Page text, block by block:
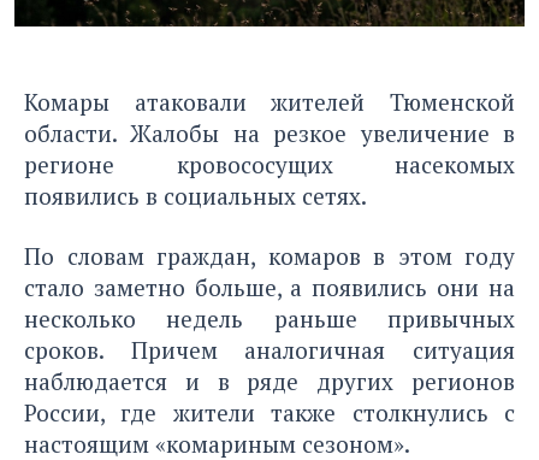
Комары атаковали жителей Тюменской
области. Жалобы на резкое увеличение в
регионе кровососущих насекомых
появились в социальных сетях.
По словам граждан, комаров в этом году
стало заметно больше, а появились они на
несколько недель раньше привычных
сроков. Причем аналогичная ситуация
наблюдается и в ряде других регионов
России, где жители также столкнулись с
настоящим «комариным сезоном».